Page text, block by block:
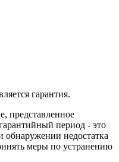
гарантия.
представленное
период - это
обнаружении недостатка
меры по устранению